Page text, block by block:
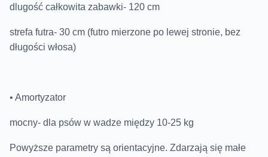
dlugość całkowita zabawki- 120 cm
strefa futra- 30 cm (futro mierzone po lewej stronie, bez
długości włosa)
• Amortyzator
mocny- dla psów w wadze między 10-25 kg
Powyższe parametry są orientacyjne. Zdarzają się małe